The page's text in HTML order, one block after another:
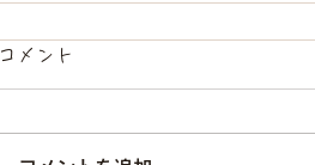
コメント